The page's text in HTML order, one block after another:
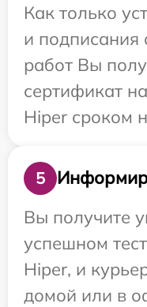
Как только
и
работ Вы
сертификат
Hiper сроком
5
Вы получите
успешном
Hiper, и
домой или в